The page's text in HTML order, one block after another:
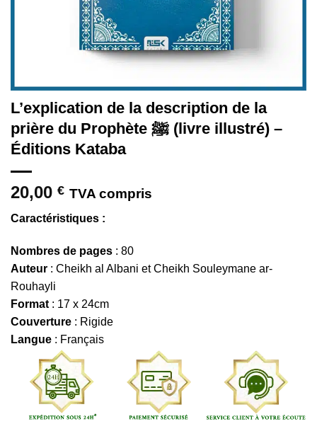
L’explication de la description de la
prière du Prophète ﷺ (livre illustré) –
Éditions Kataba
20,00 € TVA compris
Caractéristiques :
Nombres de pages : 80
Auteur : Cheikh al Albani et Cheikh Souleymane ar-
Rouhayli
Format : 17 x 24cm
Couverture : Rigide
Langue : Français